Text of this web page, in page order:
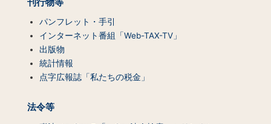
パンフレット・手引
インターネット番組「Web-TAX-TV」
出版物
統計情報
点字広報誌「私たちの税金」
法令等